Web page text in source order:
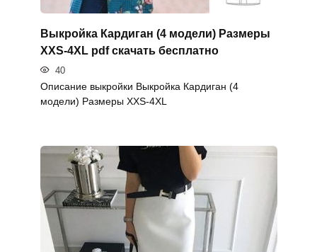
Выкройка Кардиган (4 модели) Размеры
XXS-4XL pdf скачать бесплатно
40
Описание выкройки Выкройка Кардиган (4
модели) Размеры XXS-4XL